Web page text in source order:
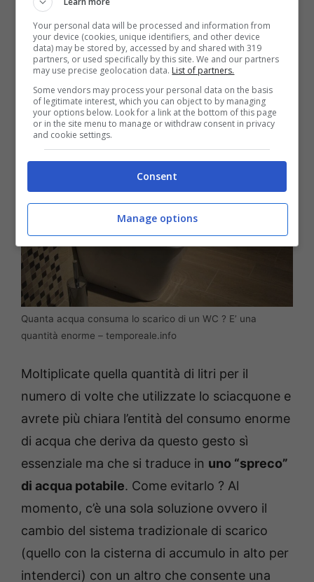
del consumo idrico giornaliero domestico
dipende proprio dallo sciacquone che
disperde nel water una quantità compresa tra
i 9 e 12 litri ogni volta che premiamo il
pulsante che attiva la cassetta di scarico.
Quanta acqua consuma lo scarico di un WC ? E’ una
quantità enorme – temporeale.info
Moltiplicate quella quantità di litri per il
numero di volte che utilizzate lo sciacquone e
avrete più chiara l’entità del consumo enorme
di acqua che deriva da questo gesto sì
essenziale ma che si traduce in uno “spreco”
di acqua potabile. Come evitarlo ? Al
momento, c’è una sola soluzione ovvero il
cambio del sistema tradizionale di scarico
(quello con la cisterna di accumulo in alto per
intenderci) con un altro che consente una
Your personal data will be processed and information from
your device (cookies, unique identifiers, and other device
data) may be stored by, accessed by and shared with 319
partners, or used specifically by this site. We and our partners
may use precise geolocation data. List of partners.
Some vendors may process your personal data on the basis
of legitimate interest, which you can object to by managing
your options below. Look for a link at the bottom of this page
or in the site menu to manage or withdraw consent in privacy
and cookie settings.
Consent
Manage options